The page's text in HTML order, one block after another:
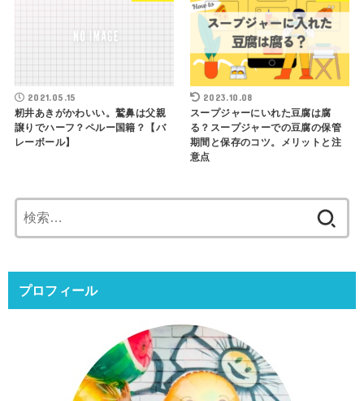
2021.05.15
籾井あきがかわいい。鷲鼻は父親
譲りでハーフ？ペルー国籍？【バ
レーボール】
2023.10.08
スープジャーにいれた豆腐は腐
る？スープジャーでの豆腐の保管
期間と保存のコツ。メリットと注
意点
索:
プロフィール